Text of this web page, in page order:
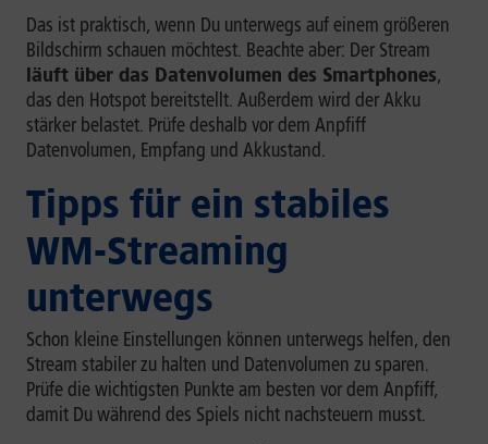
Das ist praktisch, wenn Du unterwegs auf einem größeren
Bildschirm schauen möchtest. Beachte aber: Der Stream
läuft über das Datenvolumen des Smartphones,
das den Hotspot bereitstellt. Außerdem wird der Akku
stärker belastet. Prüfe deshalb vor dem Anpfiff
Datenvolumen, Empfang und Akkustand.
Tipps für ein stabiles
WM-Streaming
unterwegs
Schon kleine Einstellungen können unterwegs helfen, den
Stream stabiler zu halten und Datenvolumen zu sparen.
Prüfe die wichtigsten Punkte am besten vor dem Anpfiff,
damit Du während des Spiels nicht nachsteuern musst.